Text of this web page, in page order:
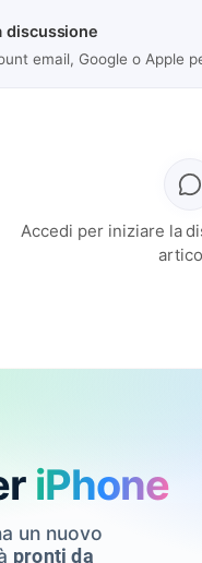
discussione
email, Google o Apple
Accedi per iniziare la
iPhone
un nuovo
pronti da